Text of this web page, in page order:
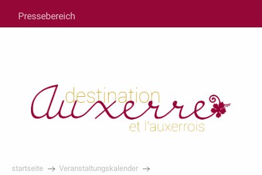
contenu
principal
Pressebereich
startseite
Veranstaltungskalender